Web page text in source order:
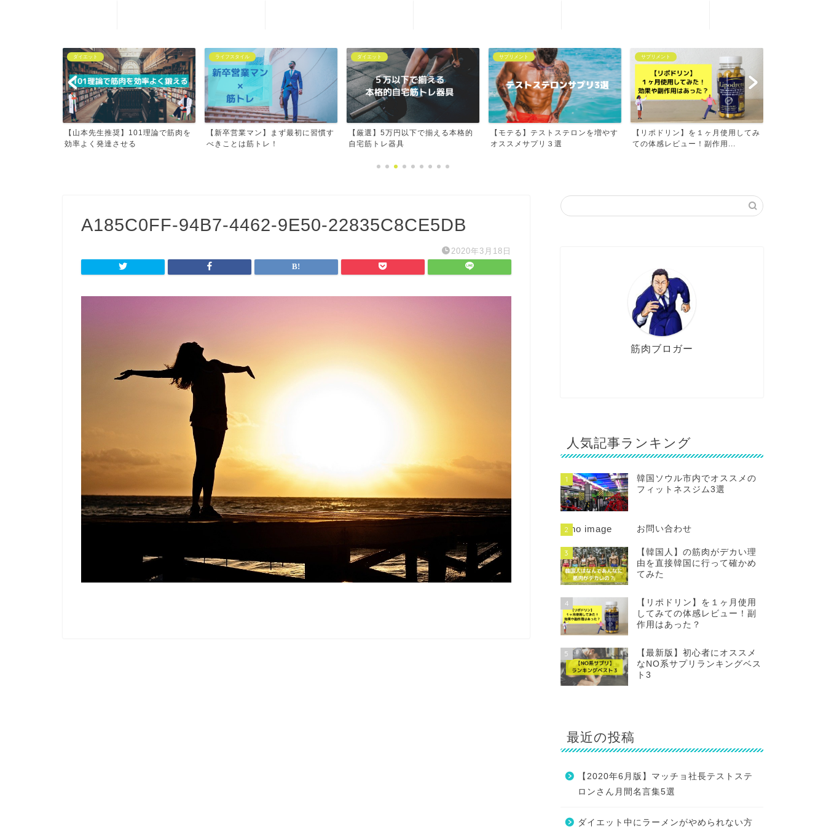
ダイエット
【山本先生推奨】101理論で筋肉を
効率よく発達させる
ライフスタイル
【新卒営業マン】まず最初に習慣す
べきことは筋トレ！
ダイエット
【厳選】5万円以下で揃える本格的
自宅筋トレ器具
サプリメント
【モテる】テストステロンを増やす
オススメサプリ３選
サプリメント
【リポドリン】を１ヶ月使用してみ
ての体感レビュー！副作用...
A185C0FF-94B7-4462-9E50-22835C8CE5DB
2020年3月18日
筋肉ブロガー
人気記事ランキング
1
韓国ソウル市内でオススメの
フィットネスジム3選
2 お問い合わせ
3
【韓国人】の筋肉がデカい理
由を直接韓国に行って確かめ
てみた
4
【リポドリン】を１ヶ月使用
してみての体感レビュー！副
作用はあった？
5
【最新版】初心者にオススメ
なNO系サプリランキングベス
ト3
最近の投稿
【2020年6月版】マッチョ社長テストステ
ロンさん月間名言集5選
ダイエット中にラーメンがやめられない方